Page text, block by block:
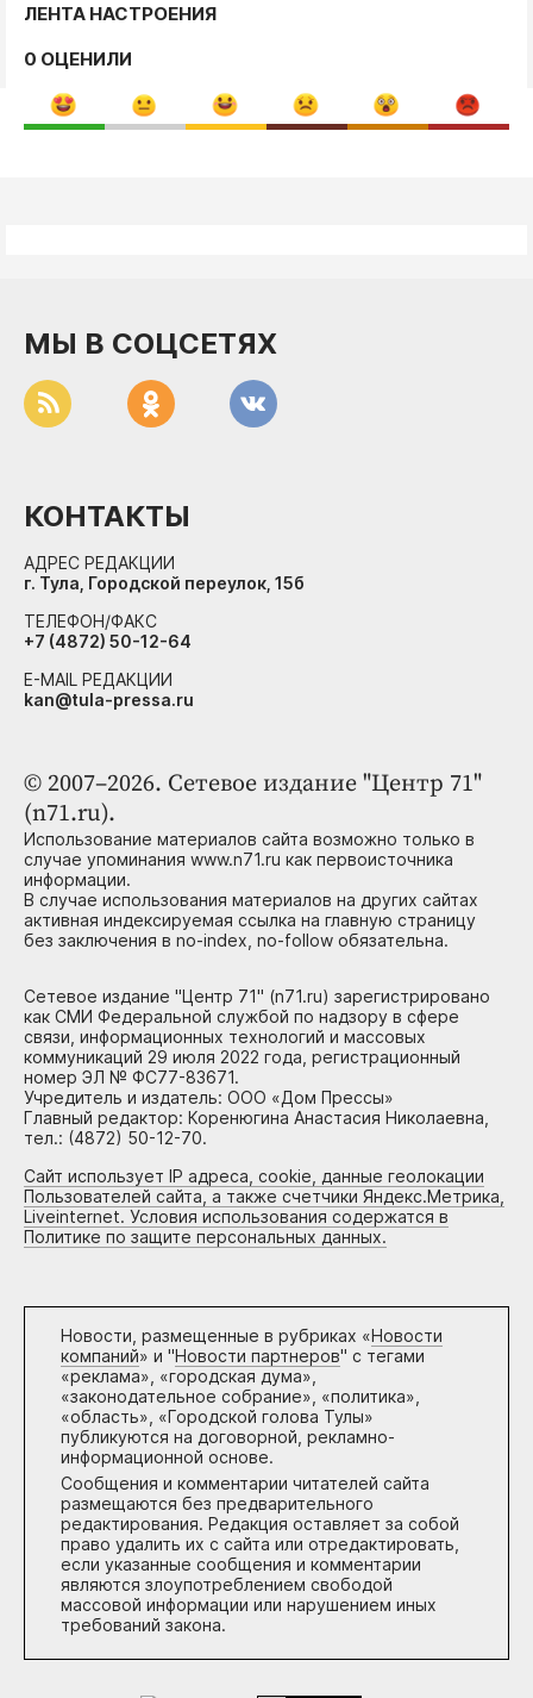
ЛЕНТА НАСТРОЕНИЯ
0 ОЦЕНИЛИ
© 2007–2026. Сетевое издание "Центр 71"
(n71.ru).
Использование материалов сайта возможно только в
случае упоминания www.n71.ru как первоисточника
информации.
В случае использования материалов на других сайтах
активная индексируемая ссылка на главную страницу
без заключения в no-index, no-follow обязательна.
Сетевое издание "Центр 71" (n71.ru) зарегистрировано
как СМИ Федеральной службой по надзору в сфере
связи, информационных технологий и массовых
коммуникаций 29 июля 2022 года, регистрационный
номер ЭЛ № ФС77-83671.
Учредитель и издатель: ООО «Дом Прессы»
Главный редактор: Коренюгина Анастасия Николаевна,
тел.: (4872) 50-12-70.
Сайт использует IP адреса, cookie, данные геолокации
Пользователей сайта, а также счетчики Яндекс.Метрика,
Liveinternet. Условия использования содержатся в
Политике по защите персональных данных.
Новости, размещенные в рубриках «Новости
компаний» и "Новости партнеров" с тегами
«реклама», «городская дума»,
«законодательное собрание», «политика»,
«область», «Городской голова Тулы»
публикуются на договорной, рекламно-
информационной основе.
Сообщения и комментарии читателей сайта
размещаются без предварительного
редактирования. Редакция оставляет за собой
право удалить их с сайта или отредактировать,
если указанные сообщения и комментарии
являются злоупотреблением свободой
массовой информации или нарушением иных
требований закона.
МЫ В СОЦСЕТЯХ
КОНТАКТЫ
АДРЕС РЕДАКЦИИ
г. Тула, Городской переулок, 15б
ТЕЛЕФОН/ФАКС
+7 (4872) 50-12-64
E-MAIL РЕДАКЦИИ
kan@tula-pressa.ru